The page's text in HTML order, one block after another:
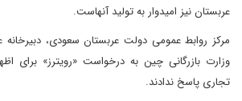
عربستان نیز امیدوار به تولید آنهاست.
مرکز روابط عمومی دولت عربستان سعودی،
وزارت بازرگانی چین به درخواست «رویترز» برای
تجاری پاسخ ندادند.